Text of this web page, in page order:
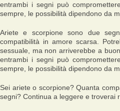
entrambi i segni può
sempre, le possibilità dipendono da
Ariete e scorpione sono due
compatibilità in amore scarsa.
sessuale, ma non arriverebbe a
entrambi i segni può
sempre, le possibilità dipendono da
Sei ariete o scorpione? Quanta
segni? Continua a leggere e troverai